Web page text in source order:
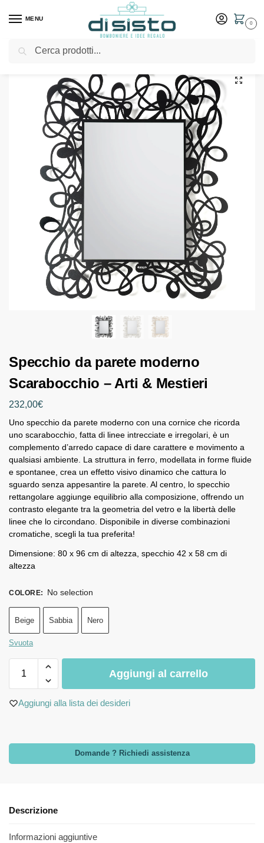
MENU
0
Home Shop Arredo casa
Specchio da parete moderno
Scarabocchio – Arti & Mestieri
232,00€
Uno specchio da parete moderno con una cornice che ricorda
uno scarabocchio, fatta di linee intrecciate e irregolari, è un
complemento d’arredo capace di dare carattere e movimento a
qualsiasi ambiente. La struttura in ferro, modellata in forme fluide
e spontanee, crea un effetto visivo dinamico che cattura lo
sguardo senza appesantire la parete. Al centro, lo specchio
rettangolare aggiunge equilibrio alla composizione, offrendo un
contrasto elegante tra la geometria del vetro e la libertà delle
linee che lo circondano. Disponibile in diverse combinazioni
cromatiche, scegli la tua preferita!
Dimensione: 80 x 96 cm di altezza, specchio 42 x 58 cm di
altezza
COLORE: No selection
Beige Sabbia Nero
Svuota
Aggiungi al carrello
Aggiungi alla lista dei desideri
Domande ? Richiedi assistenza
Descrizione
Informazioni aggiuntive